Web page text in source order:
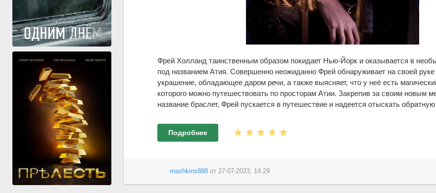
Фрей Холланд таинственным образом покидает Нью-Йорк и оказывается в
под названием Атия. Совершенно неожиданно Фрей обнаруживает на своей
украшение, обладающее даром речи, а также выясняет, что у неё есть
которого можно путешествовать по просторам Атии. Закрепив за своим новым
название браслет, Фрей пускается в путешествие и надеется отыскать
Подробнее
mashkins888от 27-07-2023, 14:29